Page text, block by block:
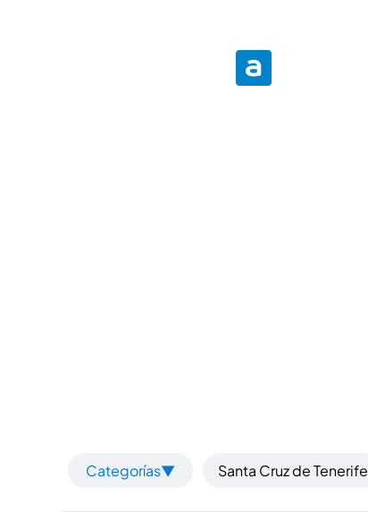
Categorías▼ Santa Cruz de Tenerife